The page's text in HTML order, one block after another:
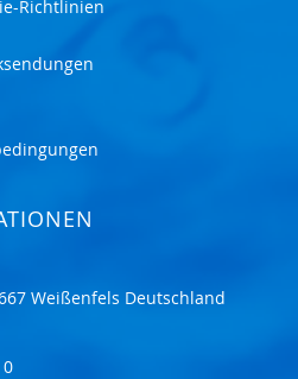
Richtlinien
Weißenfels Deutschland
0